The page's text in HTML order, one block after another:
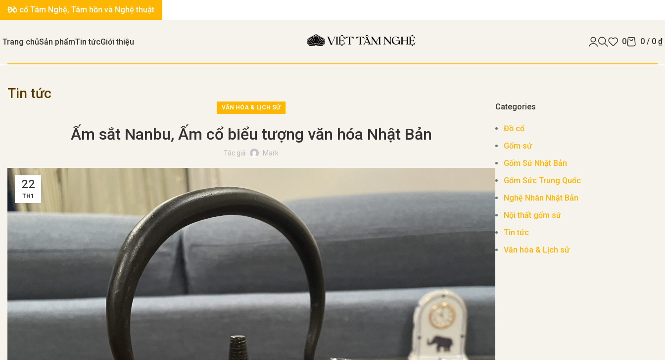
Trang chủSản phẩmTin tứcGiới thiệu 0 0 / 0 ₫
Tin tức
VĂN HÓA & LỊCH SỬ
Ấm sắt Nanbu, Ấm cổ biểu tượng văn hóa Nhật Bản
Tác giả Mark
22
TH1
Categories
Đồ cổ
Gốm sứ
Gốm Sứ Nhật Bản
Gốm Sức Trung Quốc
Nghệ Nhân Nhật Bản
Nội thất gốm sứ
Tin tức
Văn hóa & Lịch sử
Đồ cổ Tâm Nghệ, Tâm hồn và Nghệ thuật